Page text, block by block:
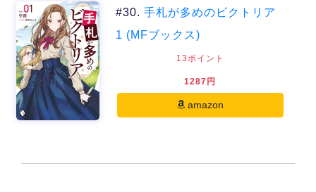
#30.手札が多めのビクトリア
1 (MFブックス)
13ポイント
1287円
amazon